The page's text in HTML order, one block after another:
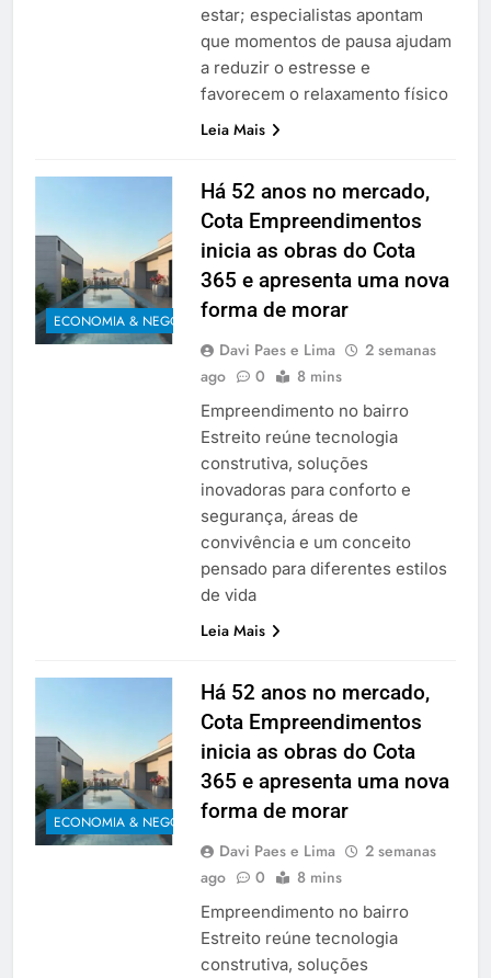
estar; especialistas apontam
que momentos de pausa ajudam
a reduzir o estresse e
favorecem o relaxamento físico
Leia Mais
ECONOMIA & NEGÓCIOS
Há 52 anos no mercado,
Cota Empreendimentos
inicia as obras do Cota
365 e apresenta uma nova
forma de morar
Davi Paes e Lima
2 semanas
ago
0 8 mins
Empreendimento no bairro
Estreito reúne tecnologia
construtiva, soluções
inovadoras para conforto e
segurança, áreas de
convivência e um conceito
pensado para diferentes estilos
de vida
Leia Mais
ECONOMIA & NEGÓCIOS
Há 52 anos no mercado,
Cota Empreendimentos
inicia as obras do Cota
365 e apresenta uma nova
forma de morar
Davi Paes e Lima
2 semanas
ago
0 8 mins
Empreendimento no bairro
Estreito reúne tecnologia
construtiva, soluções